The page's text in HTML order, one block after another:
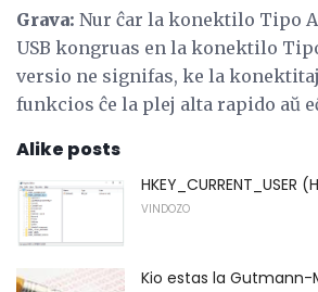
Grava: Nur ĉar la konektilo Tipo
USB kongruas en la konektilo
versio ne signifas, ke la
funkcios ĉe la plej alta rapido aŭ
Alike posts
HKEY_CURRENT_USER
VINDOZO
Kio estas la Gutmann-